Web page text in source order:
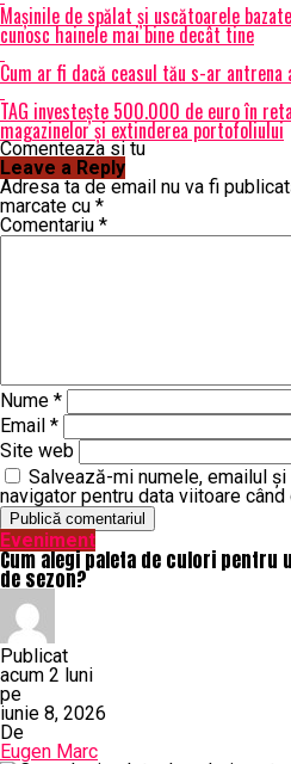
Mașinile de spălat și uscătoarele
cunosc hainele mai bine decât tine
Cum ar fi dacă ceasul tău s-ar
TAG investește 500.000 de euro în
magazinelor și extinderea portofoliului
Comenteaza si tu
Leave a Reply
Adresa ta de email nu va fi
marcate cu *
Comentariu *
Nume *
Email *
Site web
Salvează-mi numele, emailul
navigator pentru data viitoare
Eveniment
Cum alegi paleta de culori
de sezon?
Publicat
acum 2 luni
pe
iunie 8, 2026
De
Eugen Marc